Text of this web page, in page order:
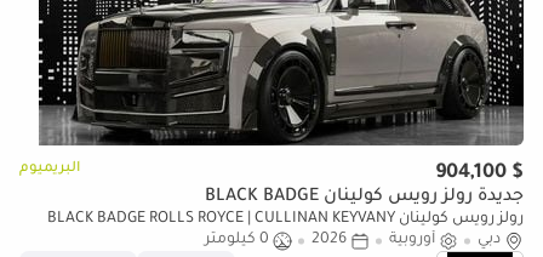
$ 904,100 البريميوم
جديدة رولز رويس كولينان BLACK BADGE
رولز رويس كولينان BLACK BADGE ROLLS ROYCE | CULLINAN KEYVANY
HAYULA 1 OF 50 SERIES 2
دبي أوروبية 2026
0 كيلومتر